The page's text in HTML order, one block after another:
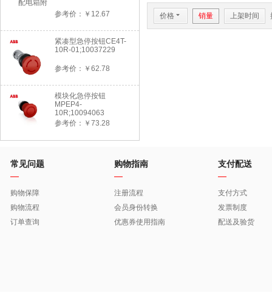
参考价：￥12.67
紧凑型急停按钮CE4T-
10R-01;10037229
参考价：￥62.78
模块化急停按钮
MPEP4-
10R;10094063
参考价：￥73.28
价格 6 销量 上架时间
常见问题
购物保障
购物流程
订单查询
购物指南
注册流程
会员身份转换
优惠券使用指南
支付配送
支付方式
发票制度
配送及验货